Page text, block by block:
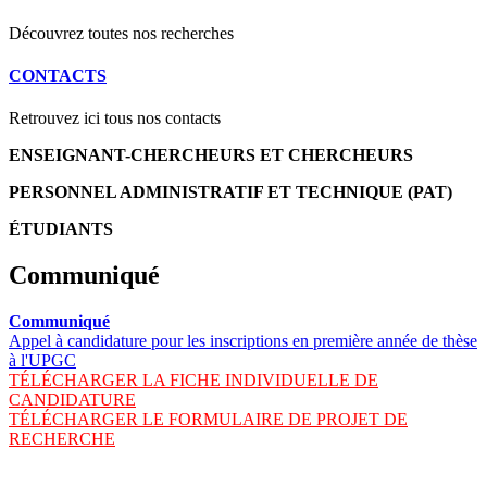
Découvrez toutes nos recherches
CONTACTS
Retrouvez ici tous nos contacts
ENSEIGNANT-CHERCHEURS ET CHERCHEURS
PERSONNEL ADMINISTRATIF ET TECHNIQUE (PAT)
ÉTUDIANTS
Communiqué
Communiqué
Appel à candidature pour les inscriptions en première année de thèse
à l'UPGC
TÉLÉCHARGER LA FICHE INDIVIDUELLE DE
CANDIDATURE
TÉLÉCHARGER LE FORMULAIRE DE PROJET DE
RECHERCHE